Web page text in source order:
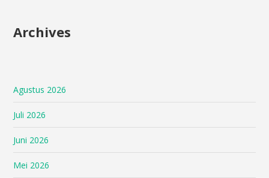
Archives
Agustus 2026
Juli 2026
Juni 2026
Mei 2026